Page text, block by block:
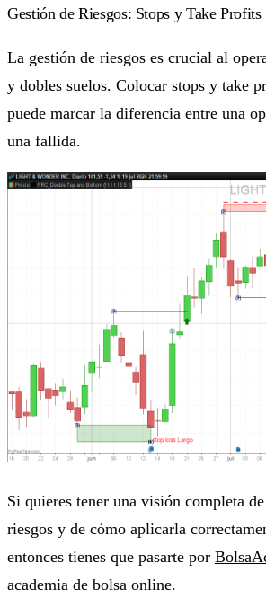
Gestión de Riesgos: Stops y Take Profits
La gestión de riesgos es crucial al
y dobles suelos. Colocar stops y take
puede marcar la diferencia entre una
una fallida.
Si quieres tener una visión completa
riesgos y de cómo aplicarla
entonces tienes que pasarte por
academia de bolsa online.